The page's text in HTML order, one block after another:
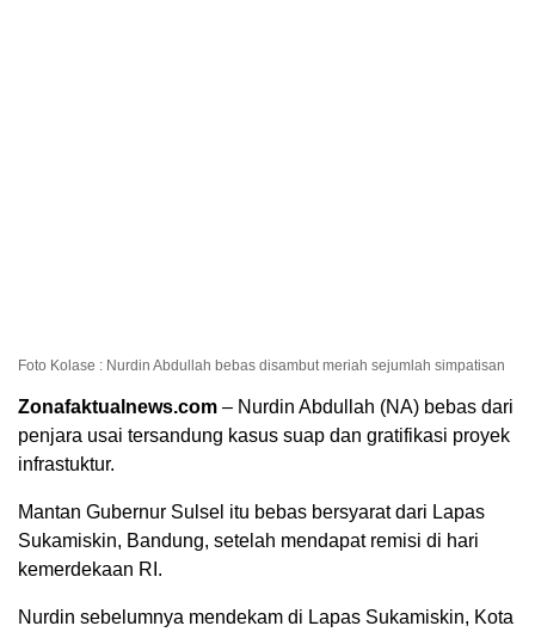
Foto Kolase : Nurdin Abdullah bebas disambut meriah sejumlah simpatisan
Zonafaktualnews.com – Nurdin Abdullah (NA) bebas dari
penjara usai tersandung kasus suap dan gratifikasi proyek
infrastuktur.
Mantan Gubernur Sulsel itu bebas bersyarat dari Lapas
Sukamiskin, Bandung, setelah mendapat remisi di hari
kemerdekaan RI.
Nurdin sebelumnya mendekam di Lapas Sukamiskin, Kota